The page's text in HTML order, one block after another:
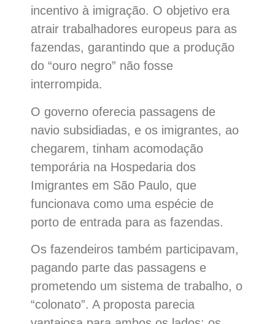
incentivo à imigração. O objetivo era
atrair trabalhadores europeus para as
fazendas, garantindo que a produção
do “ouro negro” não fosse
interrompida.
O governo oferecia passagens de
navio subsidiadas, e os imigrantes, ao
chegarem, tinham acomodação
temporária na Hospedaria dos
Imigrantes em São Paulo, que
funcionava como uma espécie de
porto de entrada para as fazendas.
Os fazendeiros também participavam,
pagando parte das passagens e
prometendo um sistema de trabalho, o
“colonato”. A proposta parecia